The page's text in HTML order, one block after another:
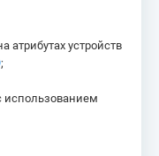
устройств
;
использованием